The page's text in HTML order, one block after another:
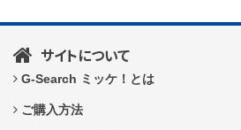
サイトについて
G-Search ミッケ！とは
ご購入方法